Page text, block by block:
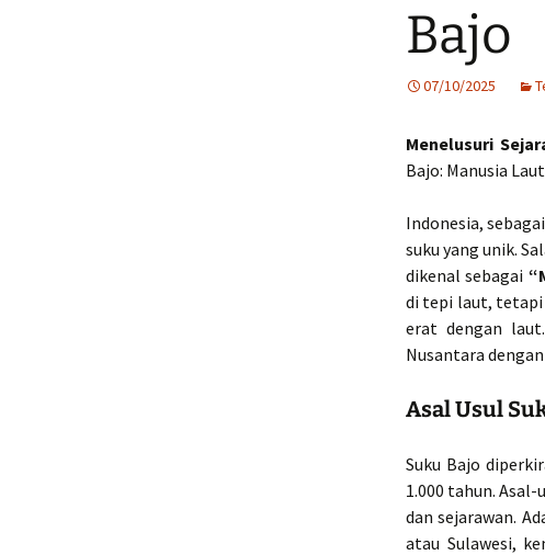
Bajo
07/10/2025
Menelusuri
Bajo: Manusia
Indonesia,
suku yang unik.
dikenal sebagai
di tepi laut, tetapi
erat dengan
Nusantara
Asal Usul
Suku Bajo
1.000 tahun.
dan sejarawan.
atau Sulawesi,